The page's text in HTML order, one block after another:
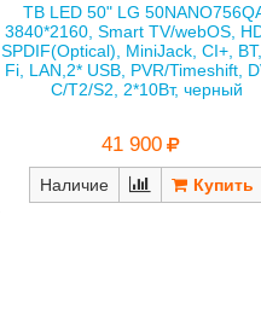
ТВ LED 50" LG
3840*2160, Smart TV/webOS,
SPDIF(Optical), MiniJack, CI+,
Fi, LAN,2* USB, PVR/Timeshift,
C/T2/S2, 2*10Вт, черный
41 900
Наличие